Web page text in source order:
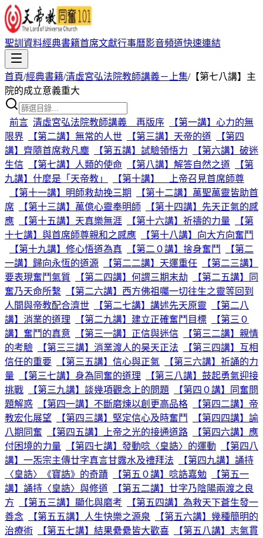
聖訓資料經典書籍首席文獻行事曆影音頻道快速連結
首頁/經典書籍/清虛宮弘法院教師講義－上集/【第七八講】主
院的成立意義重大
前言 清虛宮弘法院教師講義 再版序
【第一講】心力的無
限界
【第二講】無常的人世 【第三講】天帝的道
【第四
講】齊隨首席救凡塵
【第五講】試驗領悟力
【第六講】破迷
生信
【第七講】人類的使命 【第八講】解答自然之道
【第
九講】什麼是「天帝教」
【第十講】 上帝召見首席師尊
【第十一講】明師救劫挽三期
【第十二講】萬聖萬靈皆助首
席
【第十三講】萬億心靈奉明師
【第十四講】先天正氣的感
應
【第十五講】天真樂無涯 【第十六講】祈禱的力量
【第
十七講】與首席師尊親和之感應
【第十八講】向大方向奮鬥
【第十九講】修心悟道為真
【第二０講】捨身奮鬥
【第二
一講】歸向永恆的道源
【第二二講】天運重任
【第二三講】
要表現奮鬥氣質
【第二四講】何謂三期末劫
【第二五講】同
奮乃天命所繫
【第二六講】西方佛祖囑一切往生之靈等回到
人間與帝教配合濟世
【第二七講】講述先天原靈
【第二八
講】消業的道理
【第二九講】建立正確奮鬥目標
【第三０
講】奮鬥的真意
【第三一講】正信與迷信
【第三二講】親情
的考驗
【第三三講】消業渡人的昊天正法
【第三四講】互相
信任的重要
【第三五講】信心與正氣
【第三六講】祈誦的力
量
【第三七講】身為同奮的道理
【第三八講】鼓起勇氣迎接
挑戰
【第三九講】談幾項觀念上的問題
【第四０講】同奮問
題解惑
【第四一講】不斷磨煉以創更高品格
【第四二講】帝
教宏化展望
【第四三講】堅定信心及時奮鬥
【第四四講】諭
八期同奮
【第四五講】上帝之光的接通道路
【第四六講】應
付困境的力量
【第四七講】發動唸〈皇誥〉的運動
【第四八
講】一炁宗主傳廿字真言甘露水及禮拜法
【第四九講】誦持
〈皇誥〉《寶誥》的奇蹟
【第五０講】唸誥嘉勉
【第五一
講】誦持〈皇誥〉與修道
【第五二講】廿字乃陰陽兩渡之良
方
【第五三講】顯化與磨考
【第五四講】為救天下蒼生發一
善念
【第五五講】人生快樂之源泉
【第五六講】幾種簡明的
治療術
【第五七講】結果纍纍皆大歡喜
【第五八講】志氣貫